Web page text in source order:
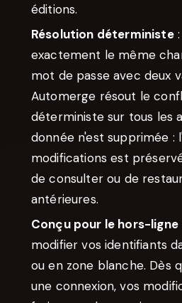
éditions.
Résolution déterministe:
exactement le même
mot de passe avec deux
Automerge résout le
déterministe sur tous les
donnée n'est supprimée :
modifications est
de consulter ou de
antérieures.
Conçu pour le hors-ligne
modifier vos identifiants
ou en zone blanche. Dès
une connexion, vos